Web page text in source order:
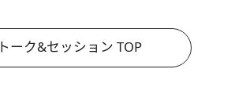
トーク&セッション TOP